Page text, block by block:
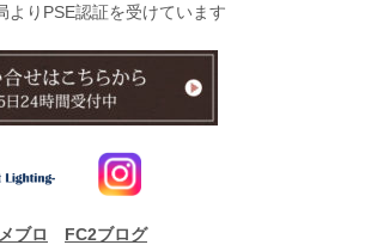
りPSE認証を受けています
ブロ FC2ブログ